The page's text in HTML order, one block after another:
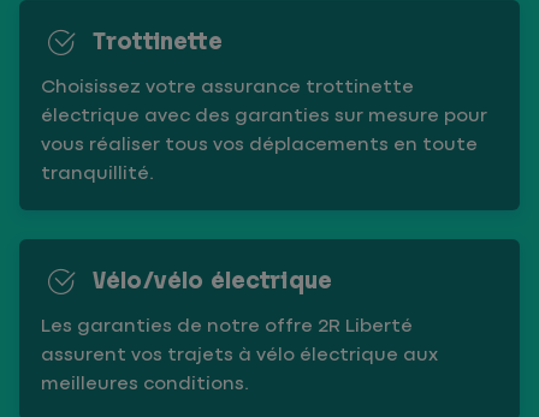
Trottinette
Choisissez votre assurance trottinette
électrique avec des garanties sur mesure pour
vous réaliser tous vos déplacements en toute
tranquillité.
Vélo/vélo électrique
Les garanties de notre offre 2R Liberté
assurent vos trajets à vélo électrique aux
meilleures conditions.